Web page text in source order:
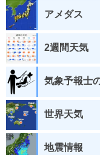
アメダス
2週間天気
気象予報士
世界天気
地震情報